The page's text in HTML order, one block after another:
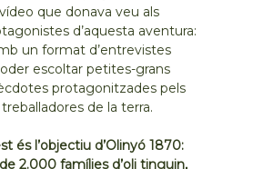
que donava veu als
d’aquesta aventura:
un format d’entrevistes
escoltar petites-grans
protagonitzades pels
de la terra.
és l’objectiu d’Olinyó 1870:
2.000 famílies d’oli tinguin,